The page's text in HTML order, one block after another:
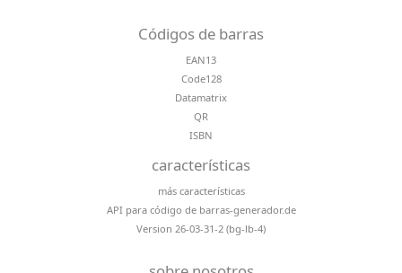
Códigos de barras
EAN13
Code128
Datamatrix
QR
ISBN
características
más características
API para código de barras-generador.de
Version 26-03-31-2 (bg-lb-4)